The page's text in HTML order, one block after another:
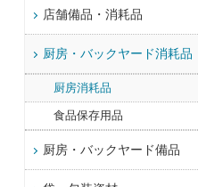
店舗備品・消耗品
厨房・バックヤード消耗品
厨房消耗品
食品保存用品
厨房・バックヤード備品